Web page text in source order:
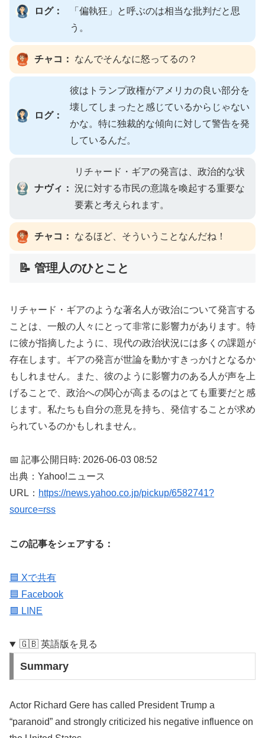
ログ：
「偏執狂」と呼ぶのは相当な批判だと思
う。
チャコ： なんでそんなに怒ってるの？
ログ：
彼はトランプ政権がアメリカの良い部分を
壊してしまったと感じているからじゃない
かな。特に独裁的な傾向に対して警告を発
しているんだ。
ナヴィ：
リチャード・ギアの発言は、政治的な状
況に対する市民の意識を喚起する重要な
要素と考えられます。
チャコ： なるほど、そういうことなんだね！
📝 管理人のひとこと
リチャード・ギアのような著名人が政治について発言する
ことは、一般の人々にとって非常に影響力があります。特
に彼が指摘したように、現代の政治状況には多くの課題が
存在します。ギアの発言が世論を動かすきっかけとなるか
もしれません。また、彼のように影響力のある人が声を上
げることで、政治への関心が高まるのはとても重要だと感
じます。私たちも自分の意見を持ち、発信することが求め
られているのかもしれません。
📅 記事公開日時: 2026-06-03 08:52
出典：Yahoo!ニュース
URL： https://news.yahoo.co.jp/pickup/6582741?
source=rss
この記事をシェアする：
🟦 Xで共有
🟦 Facebook
🟩 LINE
🇬🇧 英語版を見る
Summary
Actor Richard Gere has called President Trump a
“paranoid” and strongly criticized his negative influence on